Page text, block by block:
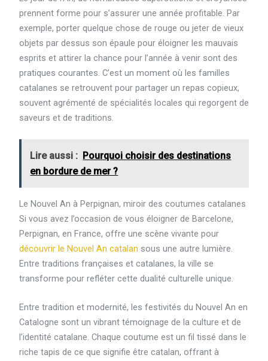
prennent forme pour s’assurer une année profitable. Par
exemple, porter quelque chose de rouge ou jeter de vieux
objets par dessus son épaule pour éloigner les mauvais
esprits et attirer la chance pour l’année à venir sont des
pratiques courantes. C’est un moment où les familles
catalanes se retrouvent pour partager un repas copieux,
souvent agrémenté de spécialités locales qui regorgent de
saveurs et de traditions.
Lire aussi : Pourquoi choisir des destinations
en bordure de mer ?
Le Nouvel An à Perpignan, miroir des coutumes catalanes
Si vous avez l’occasion de vous éloigner de Barcelone,
Perpignan, en France, offre une scène vivante pour
découvrir le Nouvel An catalan sous une autre lumière.
Entre traditions françaises et catalanes, la ville se
transforme pour refléter cette dualité culturelle unique.
Entre tradition et modernité, les festivités du Nouvel An en
Catalogne sont un vibrant témoignage de la culture et de
l’identité catalane. Chaque coutume est un fil tissé dans le
riche tapis de ce que signifie être catalan, offrant à